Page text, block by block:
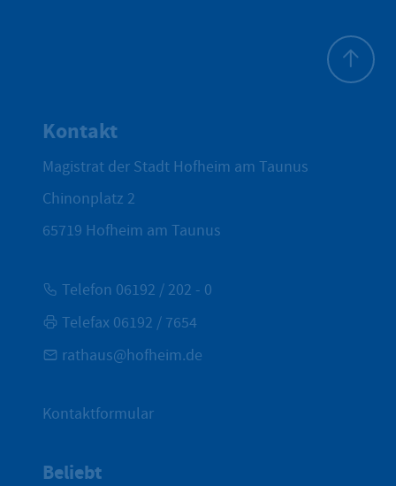
Kontakt
Magistrat der Stadt Hofheim am Taunus
Chinonplatz 2
65719 Hofheim am Taunus
Telefon 06192 / 202 - 0
Telefax 06192 / 7654
rathaus@hofheim.de
Kontaktformular
Beliebt